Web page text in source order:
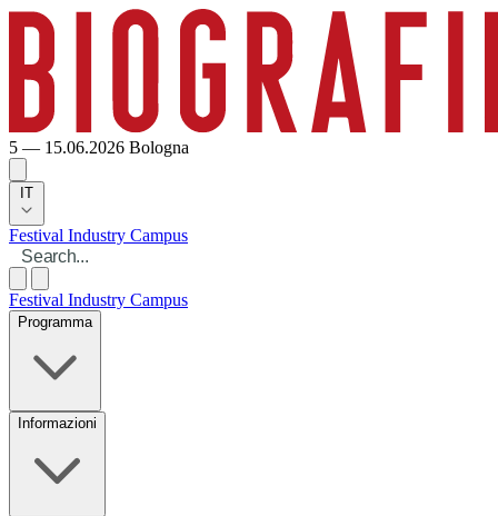
5 — 15.06.2026 Bologna
IT
Festival Industry Campus
Festival Industry Campus
Programma
Informazioni